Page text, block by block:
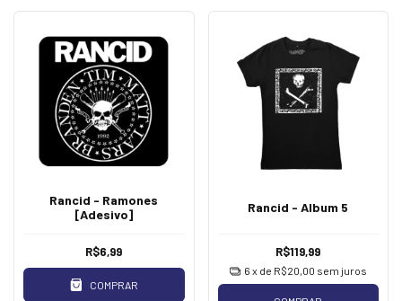
Rancid - Ramones
[Adesivo]
R$6,99
COMPRAR
Rancid - Album 5
R$119,99
6 x de R$20,00 sem juros